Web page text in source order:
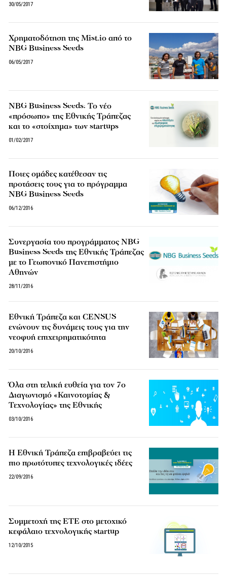
30/05/2017
Χρηματοδότηση της Mist.io από το
NBG Business Seeds
06/05/2017
NBG Business Seeds: Το νέο
«πρόσωπο» της Εθνικής Τράπεζας
και το «στοίχημα» των startups
01/02/2017
Ποιες ομάδες κατέθεσαν τις
προτάσεις τους για το πρόγραμμα
NBG Business Seeds
06/12/2016
Συνεργασία του προγράμματος NBG
Business Seeds της Εθνικής Τράπεζας
με το Γεωπονικό Πανεπιστήμιο
Αθηνών
28/11/2016
Εθνική Τράπεζα και CENSUS
ενώνουν τις δυνάμεις τους για την
νεοφυή επιχειρηματικότητα
20/10/2016
Όλα στη τελική ευθεία για τον 7o
Διαγωνισμό «Καινοτομίας &
Τεχνολογίας» της Εθνικής
03/10/2016
Η Εθνική Τράπεζα επιβραβεύει τις
πιο πρωτότυπες τεχνολογικές ιδέες
22/09/2016
Συμμετοχή της ΕΤΕ στο μετοχικό
κεφάλαιο τεχνολογικής startup
12/10/2015